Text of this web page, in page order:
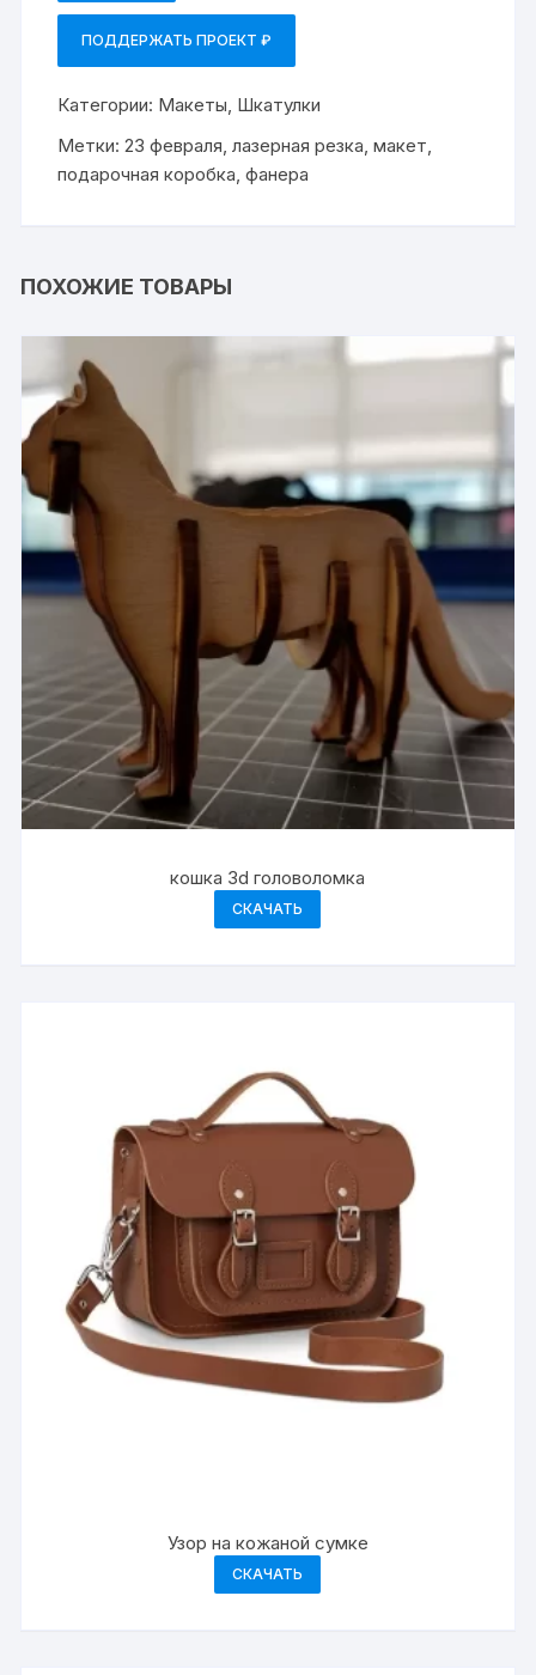
ПОДДЕРЖАТЬ ПРОЕКТ ₽
Категории: Макеты, Шкатулки
Метки:23 февраля,лазерная резка,макет,
подарочная коробка,фанера
ПОХОЖИЕ ТОВАРЫ
кошка 3d головоломка
СКАЧАТЬ
Узор на кожаной сумке
СКАЧАТЬ